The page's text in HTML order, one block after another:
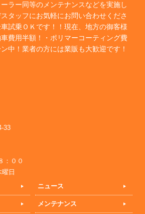
ラー同等のメンテナンスなどを実施し
タッフにお気軽にお問い合わせくださ
試乗ＯＫです！！現在、地方の御客様
費用半額！・ポリマーコーティング費
中！業者の方には業販も大歓迎です！
33
：００
日
ニュース
メンテナンス